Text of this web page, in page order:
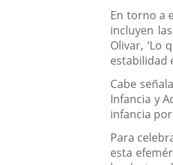
En torno a
incluyen
Olivar, ‘Lo
estabilidad
Cabe
Infancia y
infancia
Para
esta